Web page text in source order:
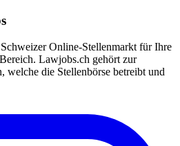
Online-Stellenmarkt für Ihre
Lawjobs.ch gehört zur
die Stellenbörse betreibt und